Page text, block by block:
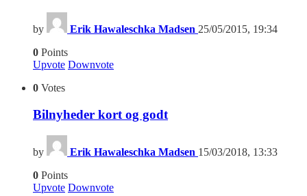
by Erik Hawaleschka Madsen 25/05/2015, 19:34
0 Points
Upvote Downvote
0 Votes
Bilnyheder kort og godt
by Erik Hawaleschka Madsen 15/03/2018, 13:33
0 Points
Upvote Downvote